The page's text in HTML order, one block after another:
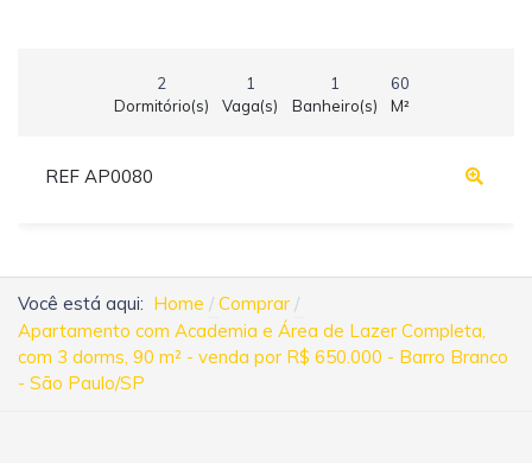
2
Dormitório(s)
1
Vaga(s)
1
Banheiro(s)
60
M²
REF AP0080
Você está aqui: Home
Comprar
Apartamento com Academia e Área de Lazer Completa,
com 3 dorms, 90 m² - venda por R$ 650.000 - Barro Branco
- São Paulo/SP